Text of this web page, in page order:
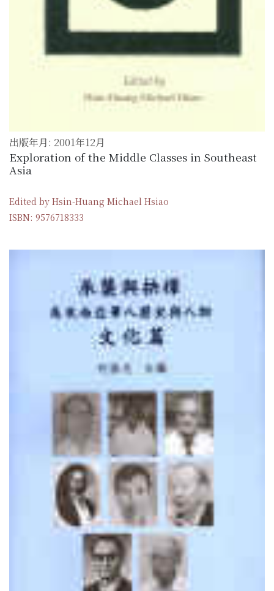
出版年月: 2001年12月
Exploration of the Middle Classes in Southeast
Asia
Edited by Hsin-Huang Michael Hsiao
ISBN: 9576718333